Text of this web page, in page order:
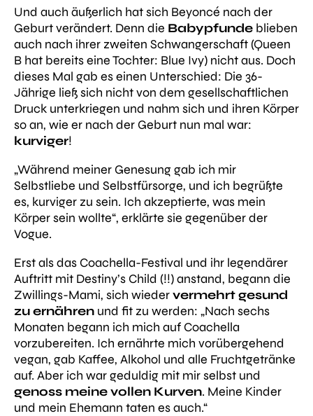
Und auch äußerlich hat sich Beyoncé nach der
Geburt verändert. Denn die Babypfunde blieben
auch nach ihrer zweiten Schwangerschaft (Queen
B hat bereits eine Tochter: Blue Ivy) nicht aus. Doch
dieses Mal gab es einen Unterschied: Die 36-
Jährige ließ sich nicht von dem gesellschaftlichen
Druck unterkriegen und nahm sich und ihren Körper
so an, wie er nach der Geburt nun mal war:
kurviger!
„Während meiner Genesung gab ich mir
Selbstliebe und Selbstfürsorge, und ich begrüßte
es, kurviger zu sein. Ich akzeptierte, was mein
Körper sein wollte“, erklärte sie gegenüber der
Vogue.
Erst als das Coachella-Festival und ihr legendärer
Auftritt mit Destiny’s Child (!!) anstand, begann die
Zwillings-Mami, sich wiedervermehrt gesund
zu ernähren und fit zu werden: „Nach sechs
Monaten begann ich mich auf Coachella
vorzubereiten. Ich ernährte mich vorübergehend
vegan, gab Kaffee, Alkohol und alle Fruchtgetränke
auf. Aber ich war geduldig mit mir selbst und
genoss meine vollen Kurven. Meine Kinder
und mein Ehemann taten es auch.“